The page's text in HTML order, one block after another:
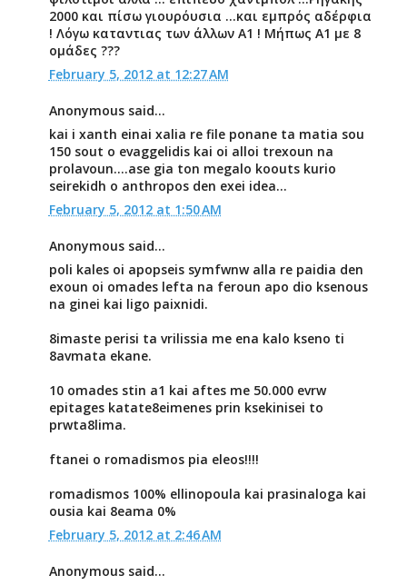
2000 και πίσω γιουρόυσια ...και εμπρός αδέρφια
! Λόγω καταντιας των άλλων Α1 ! Μήπως Α1 με 8
ομάδες ???
February 5, 2012 at 12:27 AM
Anonymous said...
kai i xanth einai xalia re file ponane ta matia sou
150 sout o evaggelidis kai oi alloi trexoun na
prolavoun....ase gia ton megalo koouts kurio
seirekidh o anthropos den exei idea...
February 5, 2012 at 1:50 AM
Anonymous said...
poli kales oi apopseis symfwnw alla re paidia den
exoun oi omades lefta na feroun apo dio ksenous
na ginei kai ligo paixnidi.
8imaste perisi ta vrilissia me ena kalo kseno ti
8avmata ekane.
10 omades stin a1 kai aftes me 50.000 evrw
epitages katate8eimenes prin ksekinisei to
prwta8lima.
ftanei o romadismos pia eleos!!!!
romadismos 100% ellinopoula kai prasinaloga kai
ousia kai 8eama 0%
February 5, 2012 at 2:46 AM
Anonymous said...